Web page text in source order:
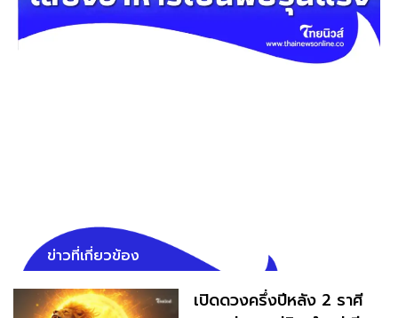
ข่าวที่เกี่ยวข้อง
เปิดดวงครึ่งปีหลัง 2 ราศี